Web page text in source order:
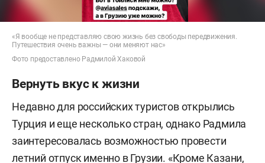
«Я вообще не представляю свою жизнь без свободы передвижения.
Путешествия очень важны — они меняют нас»
Фото предоставлено Радмилой Хаковой
Вернуть вкус к жизни
Недавно для российских туристов открылись
Турция и еще несколько стран, однако Радмила
заинтересовалась возможностью провести
летний отпуск именно в Грузии. «Кроме Казани,